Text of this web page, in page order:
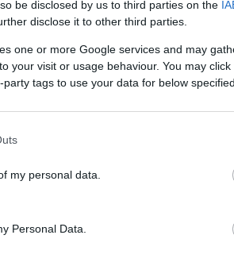
be disclosed by us to third parties on the
disclose it to other third parties.
one or more Google services and may
your visit or usage behaviour. You may
tags to use your data for below
my personal data.
Personal Data.
darabra tört és levált róla
töredék is - közölte a
központ a hét közepén,
az eset még szombaton
című kiállítás anyagát
vált a modern művészet
központ értesítette a